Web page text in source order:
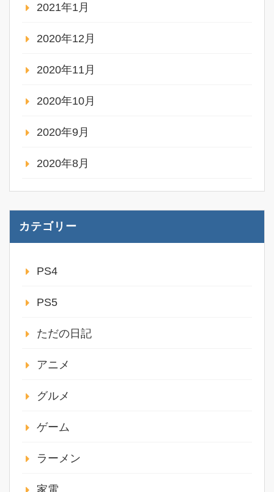
2021年1月
2020年12月
2020年11月
2020年10月
2020年9月
2020年8月
カテゴリー
PS4
PS5
ただの日記
アニメ
グルメ
ゲーム
ラーメン
家電